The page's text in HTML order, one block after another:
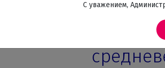
Артикул: AT08498A2
C уважением,